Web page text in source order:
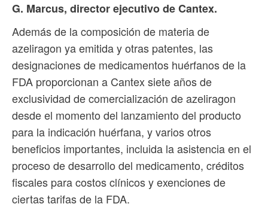
G. Marcus, director ejecutivo de Cantex.
Además de la composición de materia de
azeliragon ya emitida y otras patentes, las
designaciones de medicamentos huérfanos de la
FDA proporcionan a Cantex siete años de
exclusividad de comercialización de azeliragon
desde el momento del lanzamiento del producto
para la indicación huérfana, y varios otros
beneficios importantes, incluida la asistencia en el
proceso de desarrollo del medicamento, créditos
fiscales para costos clínicos y exenciones de
ciertas tarifas de la FDA.